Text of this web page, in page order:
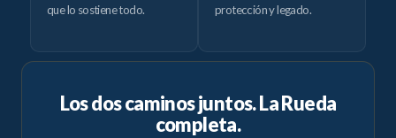
que lo sostiene todo.
protección y legado.
Los dos caminos juntos. La Rueda
completa.